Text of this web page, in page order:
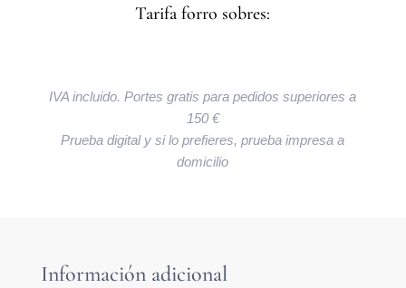
Tarifa forro sobres:
IVA incluido. Portes gratis para pedidos superiores a
150 €
Prueba digital y si lo prefieres, prueba impresa a
domicilio
Información adicional